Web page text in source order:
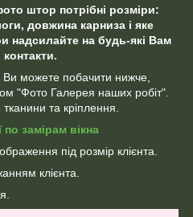
штор потрібні розміри:
довжина карниза і яке
надсилайте на будь-які Вам
можете побачити нижче,
"Фото Галерея наших робіт".
та кріплення.
по замірам вікна
під розмір клієнта.
клієнта.